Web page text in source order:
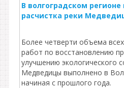
В волгоградском
расчистка реки
Более четверти объема
работ по восстановлению
улучшению экологического
Медведицы выполнено в
начиная с прошлого года.